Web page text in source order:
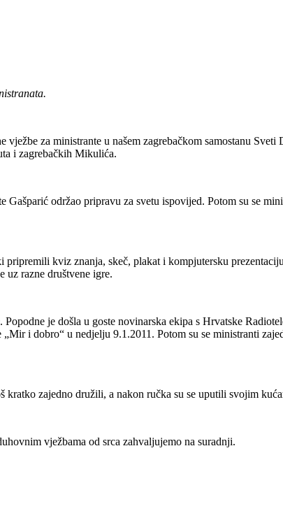
za ministrante u našem zagrebačkom samostanu
i zagrebačkih Mikulića.
održao pripravu za svetu ispovijed. Potom su se
kviz znanja, skeč, plakat i kompjutersku
uz razne društvene igre.
je došla u goste novinarska ekipa s Hrvatske
i dobro“ u nedjelju 9.1.2011. Potom su se ministranti
zajedno družili, a nakon ručka su se uputili svojim
vježbama od srca zahvaljujemo na suradnji.